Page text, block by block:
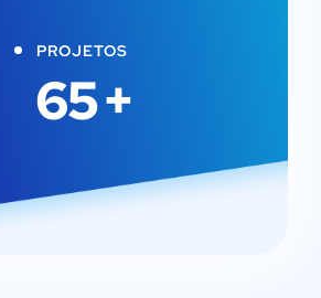
PROJETOS
65+